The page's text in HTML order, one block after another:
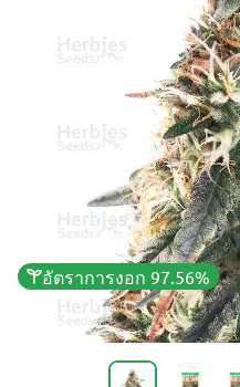
อัตราการงอก 97.56%